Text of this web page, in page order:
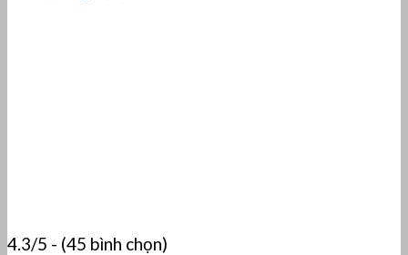
4.3/5 - (45 bình chọn)